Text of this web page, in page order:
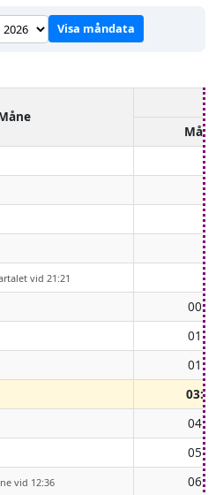
Visa måndata
vid 21:21
vid 12:36